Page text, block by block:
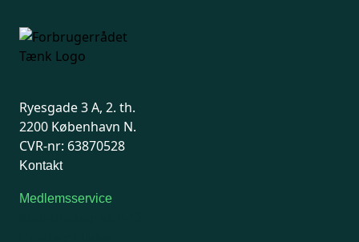
Ryesgade 3 A, 2. th.
2200 København N.
CVR-nr: 63870528
Kontakt
Medlemsservice